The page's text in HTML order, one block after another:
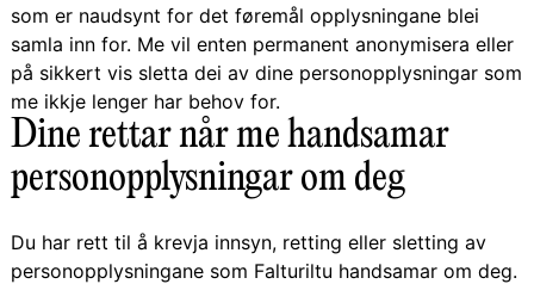
som er naudsynt for det føremål opplysningane blei
samla inn for. Me vil enten permanent anonymisera eller
på sikkert vis sletta dei av dine personopplysningar som
me ikkje lenger har behov for.
Dine rettar når me handsamar
personopplysningar om deg
Du har rett til å krevja innsyn, retting eller sletting av
personopplysningane som Falturiltu handsamar om deg.